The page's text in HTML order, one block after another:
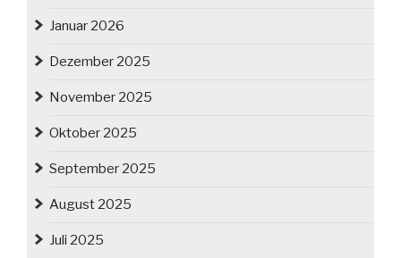
Januar 2026
Dezember 2025
November 2025
Oktober 2025
September 2025
August 2025
Juli 2025